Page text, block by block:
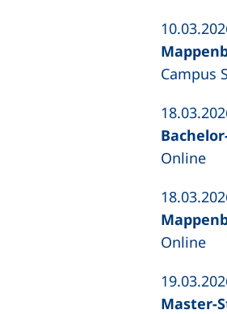
Campus
Online
Online
Master-